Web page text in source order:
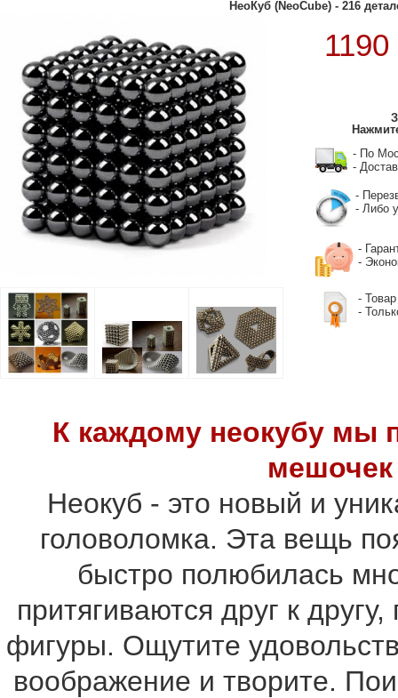
НеоКуб (NeoCube) - 216
1190
- По
-
-
- Либо
-
-
- Товар
-
К каждому неокубу мы
мешочек
Неокуб - это новый и
головоломка. Эта вещь
быстро полюбилась
притягиваются друг к
фигуры. Ощутите
воображение и творите.